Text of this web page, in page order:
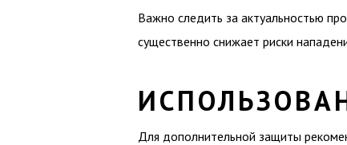
Важно следить за актуальностью
существенно снижает риски
Для дополнительной защиты